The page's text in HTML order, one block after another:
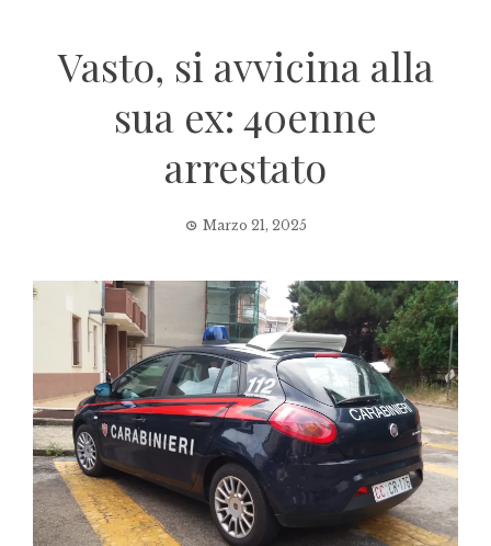
Vasto, si avvicina alla
sua ex: 40enne
arrestato
Marzo 21, 2025